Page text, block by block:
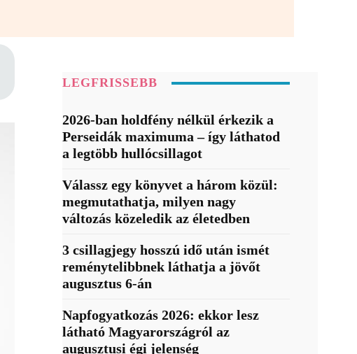
LEGFRISSEBB
2026-ban holdfény nélkül érkezik a
Perseidák maximuma – így láthatod
a legtöbb hullócsillagot
Válassz egy könyvet a három közül:
megmutathatja, milyen nagy
változás közeledik az életedben
3 csillagjegy hosszú idő után ismét
reménytelibbnek láthatja a jövőt
augusztus 6-án
Napfogyatkozás 2026: ekkor lesz
látható Magyarországról az
augusztusi égi jelenség